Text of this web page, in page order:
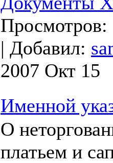
Просмотров:
| Добавил:
2007 Окт 15
Именной
О
платьем и